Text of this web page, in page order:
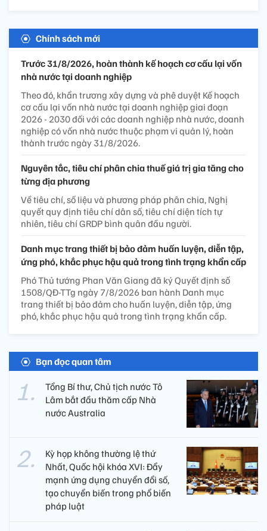
Chính sách mới
Trước 31/8/2026, hoàn thành kế hoạch cơ cấu lại vốn
nhà nước tại doanh nghiệp
Theo đó, khẩn trương xây dựng và phê duyệt Kế hoạch
cơ cấu lại vốn nhà nước tại doanh nghiệp giai đoạn
2026 - 2030 đối với các doanh nghiệp nhà nước, doanh
nghiệp có vốn nhà nước thuộc phạm vi quản lý, hoàn
thành trước ngày 31/8/2026.
Nguyên tắc, tiêu chí phân chia thuế giá trị gia tăng cho
từng địa phương
Về tiêu chí, số liệu và phương pháp phân chia, Nghị
quyết quy định tiêu chí dân số, tiêu chí diện tích tự
nhiên, tiêu chí GRDP bình quân đầu người.
Danh mục trang thiết bị bảo đảm huấn luyện, diễn tập,
ứng phó, khắc phục hậu quả trong tình trạng khẩn cấp
Phó Thủ tướng Phan Văn Giang đã ký Quyết định số
1508/QĐ-TTg ngày 7/8/2026 ban hành Danh mục
trang thiết bị bảo đảm cho huấn luyện, diễn tập, ứng
phó, khắc phục hậu quả trong tình trạng khẩn cấp.
Bạn đọc quan tâm
Tổng Bí thư, Chủ tịch nước Tô
Lâm bắt đầu thăm cấp Nhà
nước Australia
Kỳ họp không thường lệ thứ
Nhất, Quốc hội khóa XVI: Đẩy
mạnh ứng dụng chuyển đổi số,
tạo chuyển biến trong phổ biến
pháp luật